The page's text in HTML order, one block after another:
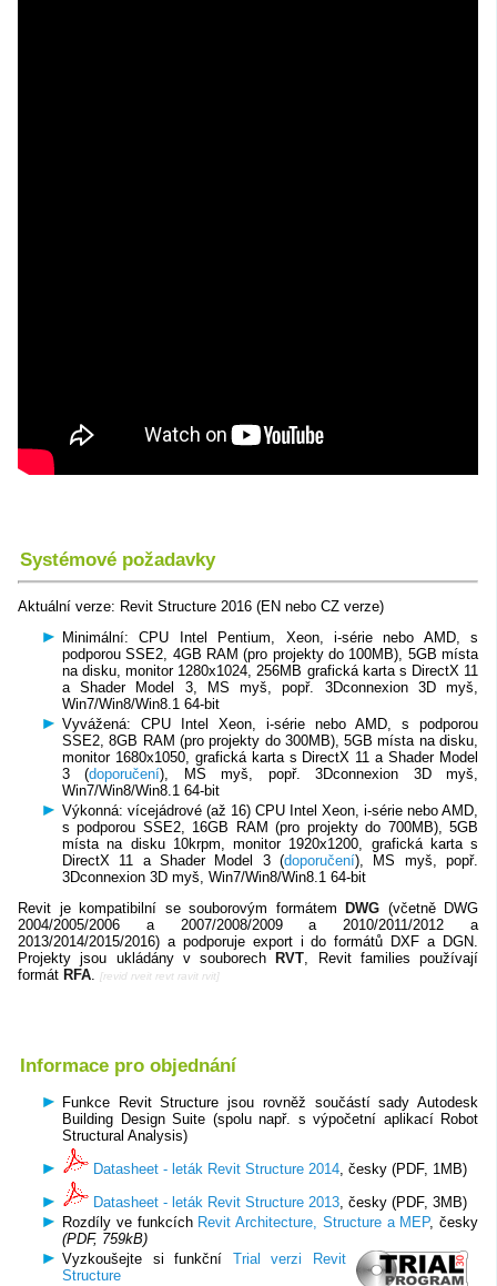
Systémové požadavky
Aktuální verze: Revit Structure 2016 (EN nebo CZ verze)
Minimální: CPU Intel Pentium, Xeon, i-série nebo AMD, s
podporou SSE2, 4GB RAM (pro projekty do 100MB), 5GB místa
na disku, monitor 1280x1024, 256MB grafická karta s DirectX 11
a Shader Model 3, MS myš, popř. 3Dconnexion 3D myš,
Win7/Win8/Win8.1 64-bit
Vyvážená: CPU Intel Xeon, i-série nebo AMD, s podporou
SSE2, 8GB RAM (pro projekty do 300MB), 5GB místa na disku,
monitor 1680x1050, grafická karta s DirectX 11 a Shader Model
3 (doporučení), MS myš, popř. 3Dconnexion 3D myš,
Win7/Win8/Win8.1 64-bit
Výkonná: vícejádrové (až 16) CPU Intel Xeon, i-série nebo AMD,
s podporou SSE2, 16GB RAM (pro projekty do 700MB), 5GB
místa na disku 10krpm, monitor 1920x1200, grafická karta s
DirectX 11 a Shader Model 3 (doporučení), MS myš, popř.
3Dconnexion 3D myš, Win7/Win8/Win8.1 64-bit
Revit je kompatibilní se souborovým formátem
DWG (včetně DWG
2004/2005/2006 a 2007/2008/2009 a 2010/2011/2012 a
2013/2014/2015/2016) a podporuje export i do formátů DXF a DGN.
Projekty jsou ukládány v souborech
RVT, Revit families používají
formát RFA. [revid rveit revt ravit rvit]
Informace pro objednání
Funkce Revit Structure jsou rovněž součástí sady Autodesk
Building Design Suite (spolu např. s výpočetní aplikací Robot
Structural Analysis)
Datasheet - leták Revit Structure 2014, česky (PDF, 1MB)
Datasheet - leták Revit Structure 2013, česky (PDF, 3MB)
Rozdíly ve funkcích Revit Architecture, Structure a MEP, česky
(PDF, 759kB)
Vyzkoušejte si funkční Trial verzi Revit
Structure